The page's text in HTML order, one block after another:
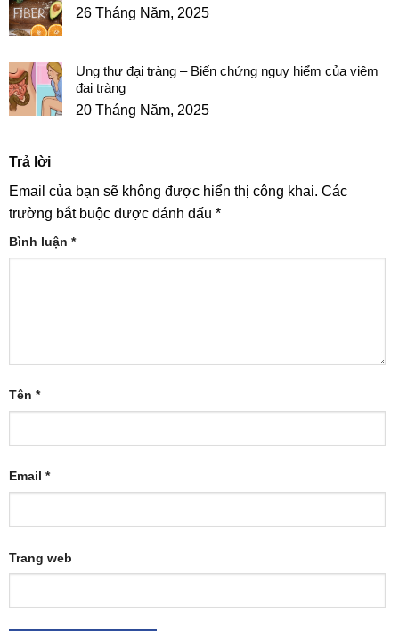
26 Tháng Năm, 2025
Ung thư đại tràng – Biến chứng nguy hiểm của viêm
đại tràng
20 Tháng Năm, 2025
Trả lời
Email của bạn sẽ không được hiển thị công khai. Các
trường bắt buộc được đánh dấu *
Bình luận *
Tên *
Email *
Trang web